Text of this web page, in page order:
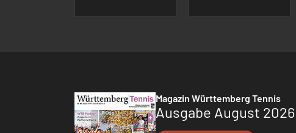
Magazin Württemberg Tennis
Ausgabe August 2026